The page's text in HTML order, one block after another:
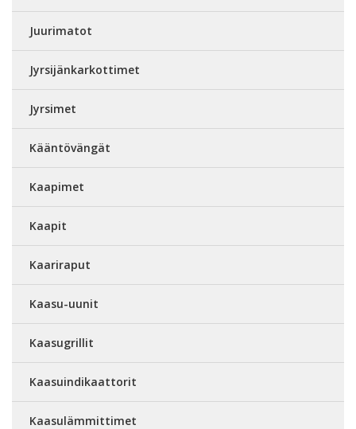
Juurimatot
Jyrsijänkarkottimet
Jyrsimet
Kääntövängät
Kaapimet
Kaapit
Kaariraput
Kaasu-uunit
Kaasugrillit
Kaasuindikaattorit
Kaasulämmittimet